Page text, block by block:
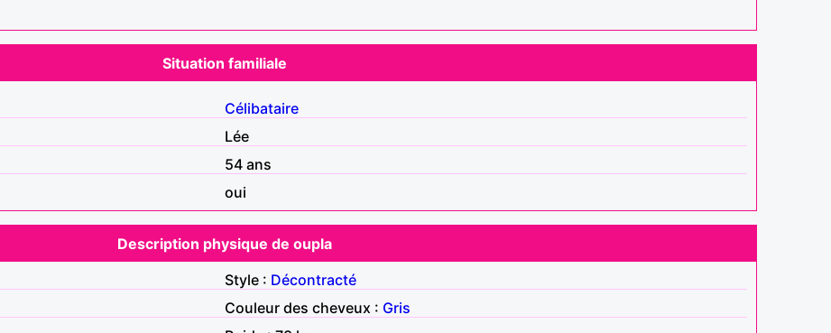
Situation familiale
Célibataire
Lée
54 ans
oui
Description physique de oupla
Style : Décontracté
Couleur des cheveux : Gris